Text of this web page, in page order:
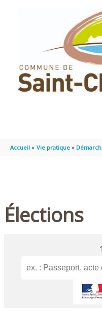
Accueil Vie pratique
Élections